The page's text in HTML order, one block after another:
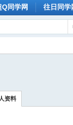
Q同学网 往日同学
资料